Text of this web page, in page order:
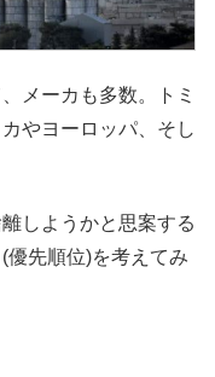
メーカも多数。トミ
やヨーロッパ、そし
しようかと思案する
優先順位)を考えてみ